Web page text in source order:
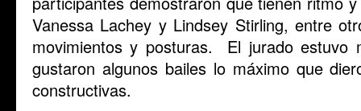
Vanessa Lachey y Lindsey Stirling, entre
movimientos y posturas. El jurado estuvo
gustaron algunos bailes lo máximo que
constructivas.